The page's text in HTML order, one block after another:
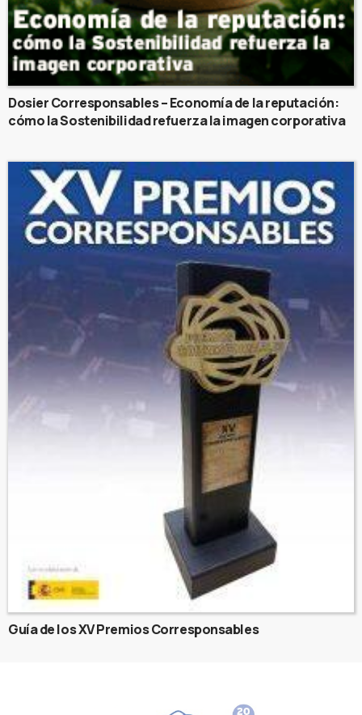
Dosier Corresponsables – Economía de la reputación:
cómo la Sostenibilidad refuerza la imagen corporativa
Guía de los XV Premios Corresponsables